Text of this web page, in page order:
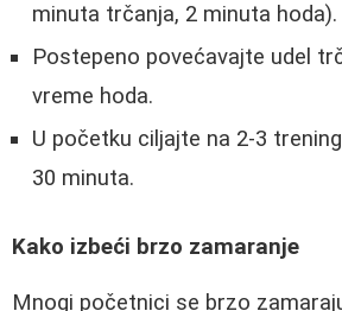
minuta trčanja, 2 minuta hoda).
Postepeno povećavajte udel
vreme hoda.
U početku ciljajte na 2-3
30 minuta.
Kako izbeći brzo zamaranje
Mnogi početnici se brzo